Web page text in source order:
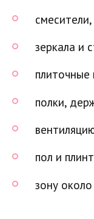
зеркала и
полки,
пол и
зону